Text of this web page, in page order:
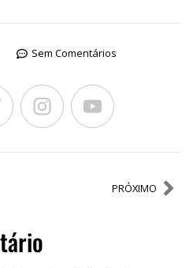
Sem Comentários
PRÓXIMO